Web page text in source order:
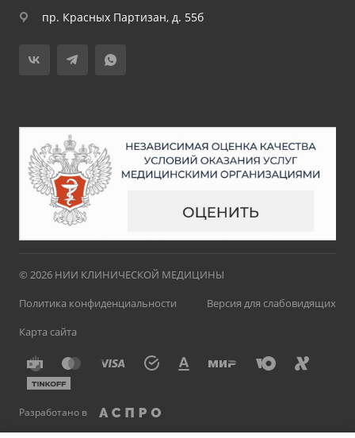
пр. Красных Партизан, д. 55б
© 2026 НИИ КЛИНИЧЕСКОЙ МЕДИЦИНЫ
Политика конфиденциальности
Версия для слабовидящих
Карта сайта
Разработано в